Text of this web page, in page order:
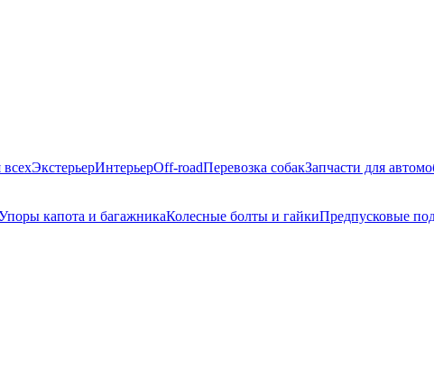
всехЭкстерьерИнтерьерOff-roadПеревозка собакЗапчасти для
капота и багажникаКолесные болты и гайкиПредпусковые